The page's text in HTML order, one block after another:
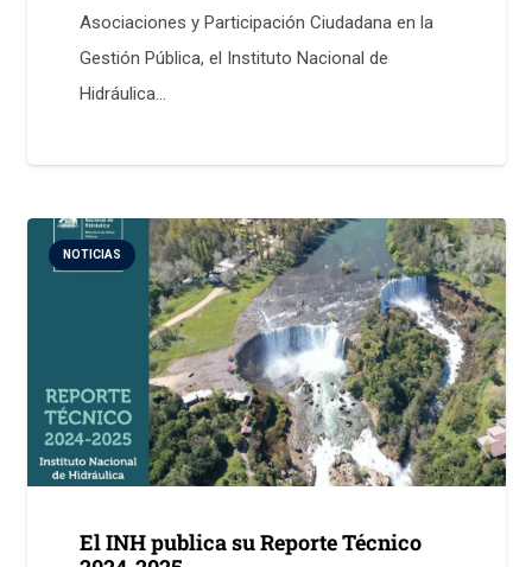
Asociaciones y Participación Ciudadana en la
Gestión Pública, el Instituto Nacional de
Hidráulica…
NOTICIAS
El INH publica su Reporte Técnico